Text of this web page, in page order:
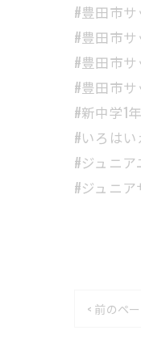
#豊田市サ
#豊田市
#豊田市
#豊田市
#新中学1
#いろはい
#ジュニ
#ジュニ
< 前のペ